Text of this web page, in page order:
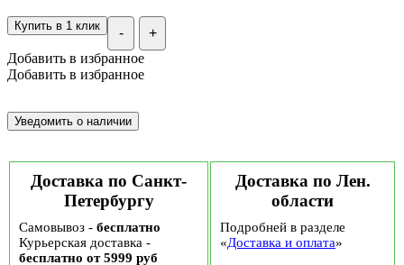
- +
Купить в 1 клик
Добавить в избранное
Добавить в избранное
Доставка по Санкт-
Петербургу
Самовывоз - бесплатно
Курьерская доставка -
бесплатно от 5999 руб
Доставка по Лен.
области
Подробней в разделе
«Доставка и оплата»